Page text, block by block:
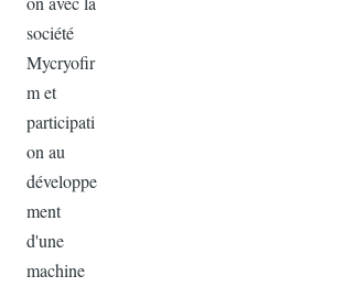
société
Mycryofir
m et
participati
on au
développe
ment
d'une
machine